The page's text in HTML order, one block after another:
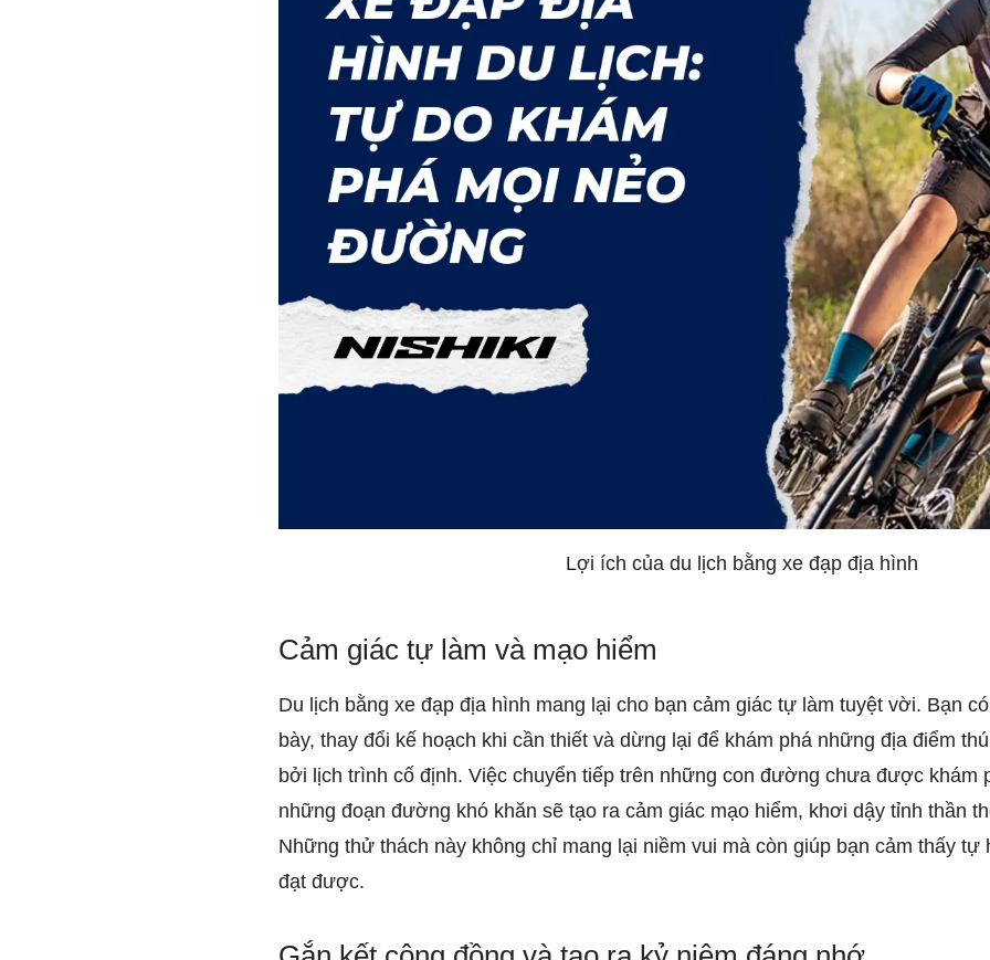
Lợi ích của du lịch bằng xe đạp địa hình
Cảm giác tự làm và mạo hiểm
Du lịch bằng xe đạp địa hình mang lại cho bạn cảm giác tự làm tuyệt vời. Bạn
bày, thay đổi kế hoạch khi cần thiết và dừng lại để khám phá những địa điểm
bởi lịch trình cố định. Việc chuyển tiếp trên những con đường chưa được khám
những đoạn đường khó khăn sẽ tạo ra cảm giác mạo hiểm, khơi dậy tỉnh thần
Những thử thách này không chỉ mang lại niềm vui mà còn giúp bạn cảm thấy
đạt được.